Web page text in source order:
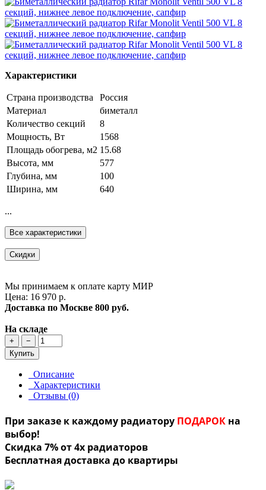
Характеристики
Страна производства
Россия
Материал
биметалл
Количество секций
8
Мощность, Вт
1568
Площадь обогрева, м2 15.68
Высота, мм
577
Глубина, мм
100
Ширина, мм
640
...
Все характеристики
Скидки
Мы принимаем к оплате карту МИР
Цена: 16 970 р.
Доставка по Москве 800 руб.
На складе
+
−
Купить
Описание
Характеристики
Отзывы (0)
При заказе к каждому радиатору ПОДАРОК на
выбор!
Скидка 7% от 4х радиаторов
Бесплатная доставка до квартиры